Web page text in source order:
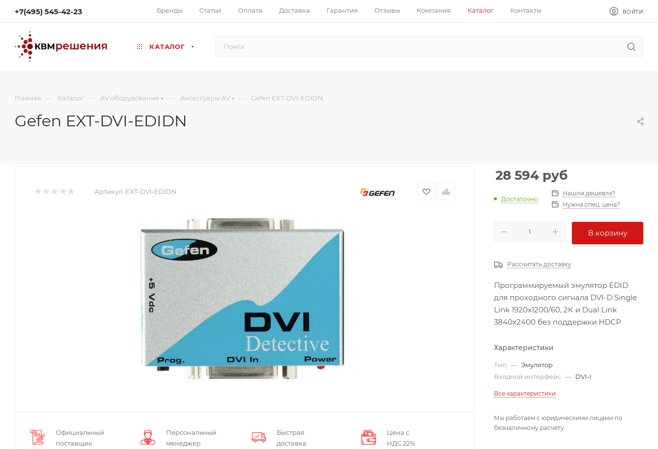
+7(495) 545-42-23 Бренды Статьи Оплата Доставка Гарантия Отзывы Компания Каталог Контакты ВОЙТИ
КАТАЛОГ
Главная — Каталог — AV оборудование — Аксессуары AV — Gefen EXT-DVI-EDIDN
Gefen EXT-DVI-EDIDN
Артикул: EXT-DVI-EDIDN
Официальный
поставщик
Персональный
менеджер
Быстрая
доставка
Цена с
НДС 22%
28 594 руб
Достаточно
Нашли дешевле?
Нужна спец. цена?
В корзину
Рассчитать доставку
Программируемый эмулятор EDID
для проходного сигнала DVI-D Single
Link 1920x1200/60, 2К и Dual Link
3840х2400 без поддержки HDCP
Характеристики
Тип — Эмулятор
Входной интерфейс — DVI-I
Все характеристики
Мы работаем с юридическими лицами по
безналичному расчету.